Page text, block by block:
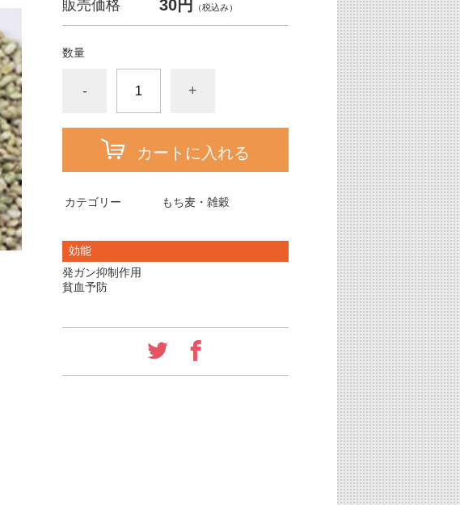
販売価格 30円 （税込み）
数量
- +
カートに入れる
カテゴリー もち麦・雑穀
効能
発ガン抑制作用
貧血予防